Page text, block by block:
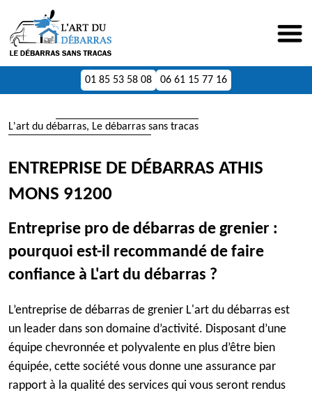
01 85 53 58 08 06 61 15 77 16
L'art du débarras, Le débarras sans tracas
ENTREPRISE DE DÉBARRAS ATHIS
MONS 91200
Entreprise pro de débarras de grenier :
pourquoi est-il recommandé de faire
confiance à L'art du débarras ?
L’entreprise de débarras de grenier L'art du débarras est
un leader dans son domaine d’activité. Disposant d’une
équipe chevronnée et polyvalente en plus d’être bien
équipée, cette société vous donne une assurance par
rapport à la qualité des services qui vous seront rendus